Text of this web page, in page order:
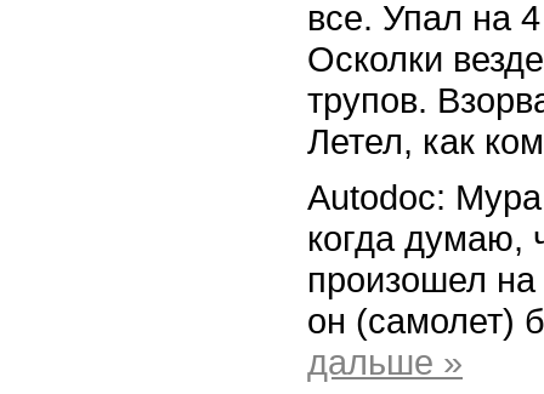
все. Упал на
Осколки
трупов.
Летел, как
Autodoc:
когда думаю,
произошел
он (самолет)
дальше »